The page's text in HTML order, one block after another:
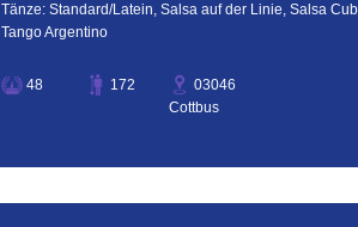
Tänze: Standard/Latein, Salsa auf der Linie, Salsa
Tango Argentino
48 172
03046
Cottbus